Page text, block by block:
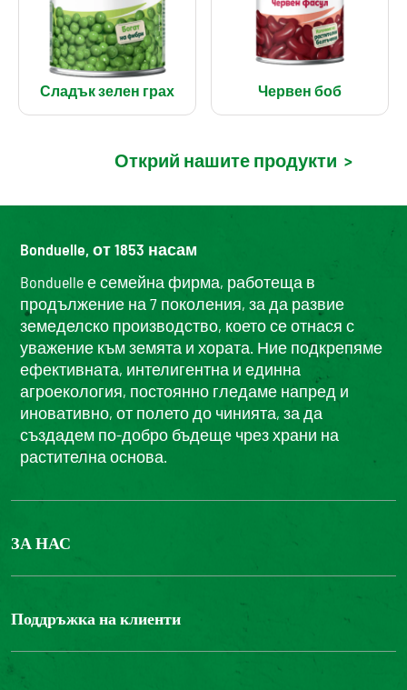
Сладък зелен грах Червен боб
Открий нашите продукти >
Bonduelle, от 1853 насам
Bonduelle е семейна фирма, работеща в
продължение на 7 поколения, за да развие
земеделско производство, което се отнася с
уважение към земята и хората. Ние подкрепяме
ефективната, интелигентна и единна
агроекология, постоянно гледаме напред и
иновативно, от полето до чинията, за да
създадем по-добро бъдеще чрез храни на
растителна основа.
ЗА НАС
БОНДЮЕЛ ГРУП
Поддръжка на клиенти
Свържете се с нас